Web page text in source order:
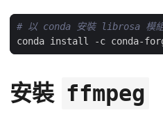
# 以 conda 安裝 librosa 模
安裝 ffmpeg